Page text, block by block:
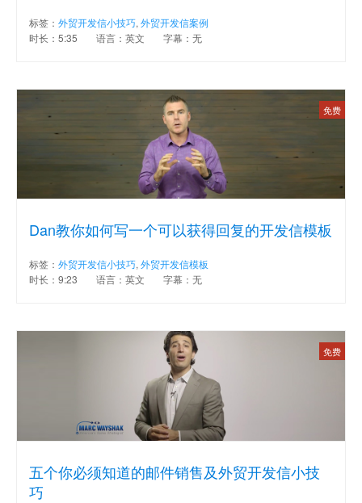
标签： 外贸开发信小技巧, 外贸开发信案例
时长：5:35
语言：英文 字幕：无
Dan教你如何写一个可以获得回复的开发信模板
免费
标签： 外贸开发信小技巧,外贸开发信模板
时长：9:23
语言：英文 字幕：无
五个你必须知道的邮件销售及外贸开发信小技
巧
免费